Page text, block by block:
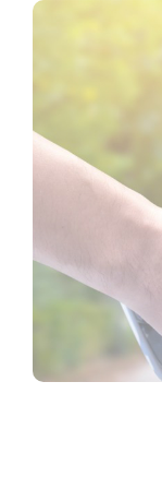
Réduire
Une
flottes